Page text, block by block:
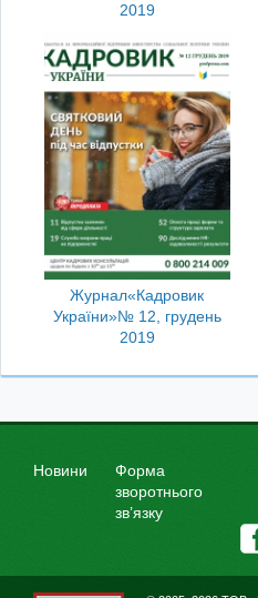
2019
Журнал«Кадровик
України»№ 12, грудень
2019
Новини
Форма
зворотнього
зв’язку